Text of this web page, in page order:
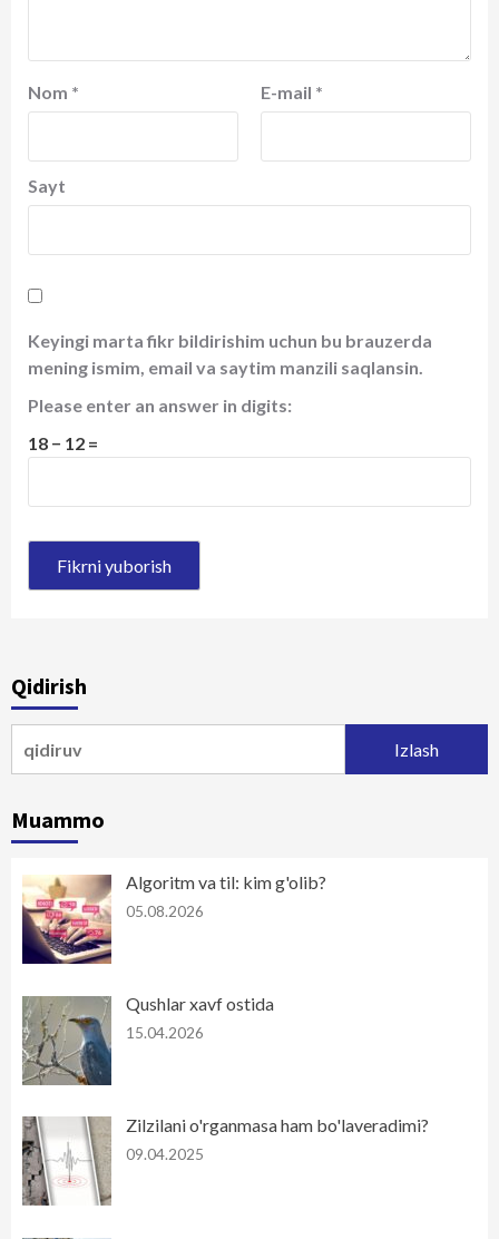
Nom * E-mail *
Sayt
Keyingi marta fikr bildirishim uchun bu brauzerda
mening ismim, email va saytim manzili saqlansin.
Please enter an answer in digits:
18 − 12 =
Qidirish
Muammo
Algoritm va til: kim g'olib?
05.08.2026
Qushlar xavf ostida
15.04.2026
Zilzilani o'rganmasa ham bo'laveradimi?
09.04.2025